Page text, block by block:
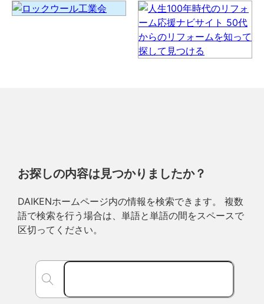
お探しの内容は見つかりましたか？
DAIKENホームページ内の情報を検索できます。 複数
語で検索を行う場合は、単語と単語の間をスペースで
区切ってください。